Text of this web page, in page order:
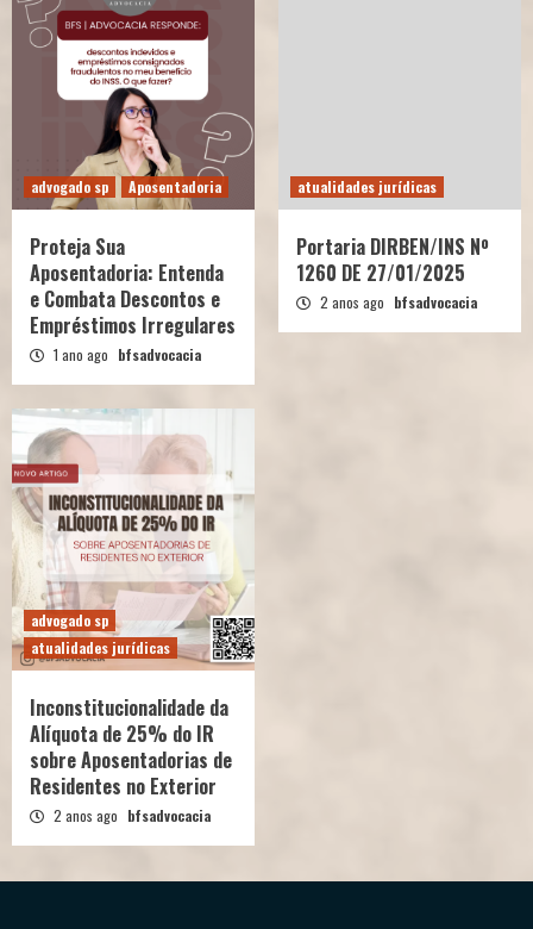
advogado sp Aposentadoria
Proteja Sua
Aposentadoria: Entenda
e Combata Descontos e
Empréstimos Irregulares
1 ano ago bfsadvocacia
atualidades jurídicas
Portaria DIRBEN/INS Nº
1260 DE 27/01/2025
2 anos ago bfsadvocacia
advogado sp
atualidades jurídicas
Inconstitucionalidade da
Alíquota de 25% do IR
sobre Aposentadorias de
Residentes no Exterior
2 anos ago bfsadvocacia